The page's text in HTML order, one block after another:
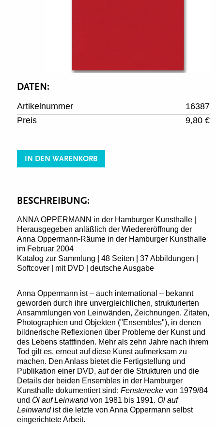
DATEN:
Artikelnummer
16387
Preis
9,80 €
IN DEN WARENKORB
BESCHREIBUNG:
ANNA OPPERMANN in der Hamburger Kunsthalle |
Herausgegeben anläßlich der Wiedereröffnung der
Anna Oppermann-Räume in der Hamburger Kunsthalle
im Februar 2004
Katalog zur Sammlung | 48 Seiten | 37 Abbildungen |
Softcover | mit DVD | deutsche Ausgabe
Anna Oppermann ist – auch international – bekannt
geworden durch ihre unvergleichlichen, strukturierten
Ansammlungen von Leinwänden, Zeichnungen, Zitaten,
Photographien und Objekten ("Ensembles"), in denen
bildnerische Reflexionen über Probleme der Kunst und
des Lebens stattfinden. Mehr als zehn Jahre nach ihrem
Tod gilt es, erneut auf diese Kunst aufmerksam zu
machen. Den Anlass bietet die Fertigstellung und
Publikation einer DVD, auf der die Strukturen und die
Details der beiden Ensembles in der Hamburger
Kunsthalle dokumentiert sind: Fensterecke von 1979/84
und Öl auf Leinwandvon 1981 bis 1991. Öl auf
Leinwandist die letzte von Anna Oppermann selbst
eingerichtete Arbeit.